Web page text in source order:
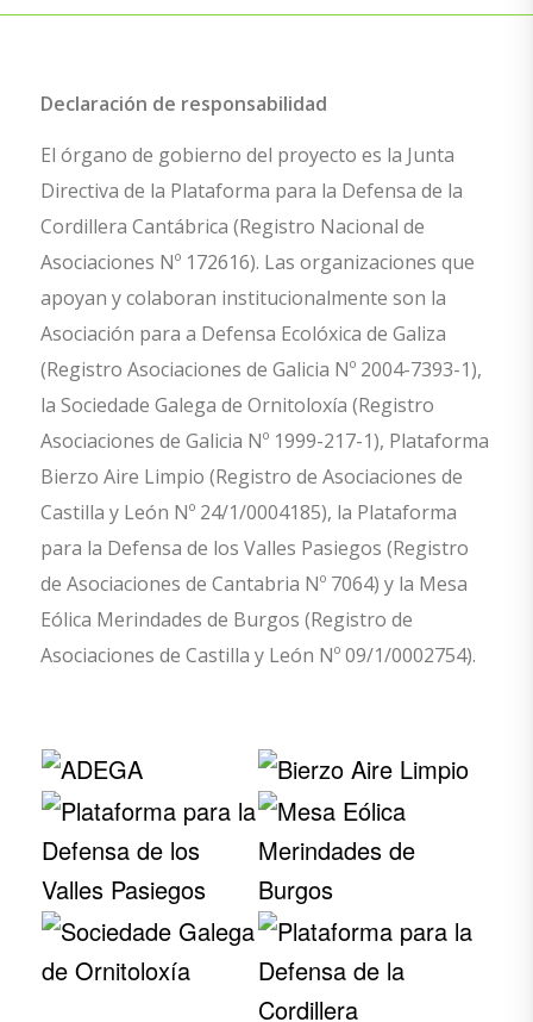
Declaración de responsabilidad
El órgano de gobierno del proyecto es la Junta
Directiva de la Plataforma para la Defensa de la
Cordillera Cantábrica (Registro Nacional de
Asociaciones Nº 172616). Las organizaciones que
apoyan y colaboran institucionalmente son la
Asociación para a Defensa Ecolóxica de Galiza
(Registro Asociaciones de Galicia Nº 2004-7393-1),
la Sociedade Galega de Ornitoloxía (Registro
Asociaciones de Galicia Nº 1999-217-1), Plataforma
Bierzo Aire Limpio (Registro de Asociaciones de
Castilla y León Nº 24/1/0004185), la Plataforma
para la Defensa de los Valles Pasiegos (Registro
de Asociaciones de Cantabria Nº 7064) y la Mesa
Eólica Merindades de Burgos (Registro de
Asociaciones de Castilla y León Nº 09/1/0002754).